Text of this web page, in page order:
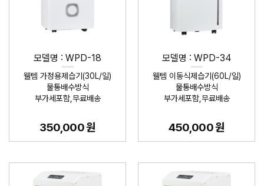
모델명 : WPD-18
웰템 가정용제습기(30L/일)
물통배수방식
부가세포함,무료배송
350,000 원
모델명 : WPD-34
웰템 이동식제습기(60L/일)
물통배수방식
부가세포함,무료배송
450,000 원